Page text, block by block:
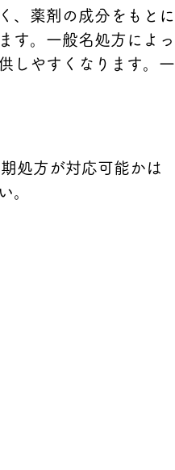
、薬剤の成分をもとに
す。一般名処方によっ
しやすくなります。一
処方が対応可能かは
。